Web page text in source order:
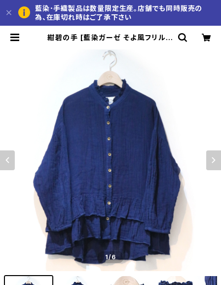
藍染･手織製品は数量限定生産。店舗でも同時販売の
為、在庫切れ時はご了承下さい
紺碧の手 [藍染ガーゼ そよ風フリルの
※職人手染め | 久留米かすり 池田絣
工房 公式通販サイト
1/6